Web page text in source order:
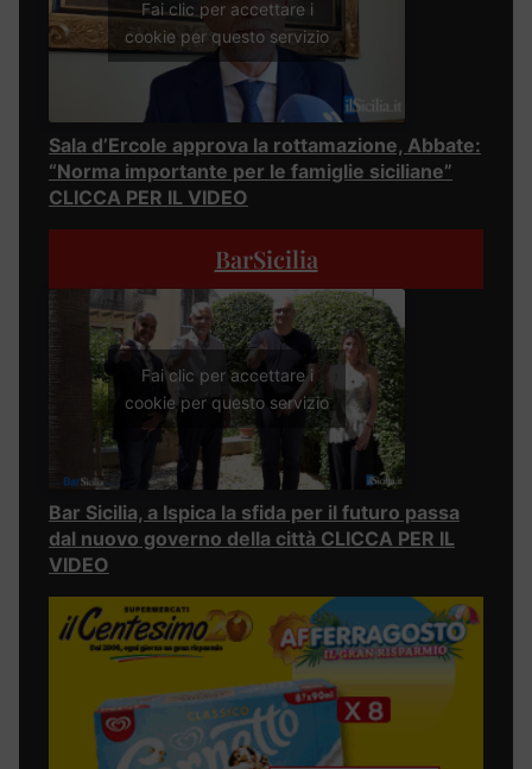
Fai clic per accettare i
cookie per questo servizio
Sala d’Ercole approva la rottamazione, Abbate:
“Norma importante per le famiglie siciliane”
CLICCA PER IL VIDEO
BarSicilia
Fai clic per accettare i
cookie per questo servizio
Bar Sicilia, a Ispica la sfida per il futuro passa
dal nuovo governo della città CLICCA PER IL
VIDEO